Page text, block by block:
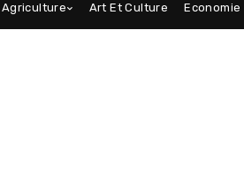
Agriculture Art Et Culture Economie